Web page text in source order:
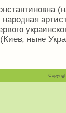
народная
ныне